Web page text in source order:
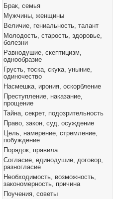
Брак, семья
Мужчины, женщины
Величие, гениальность, талант
Молодость, старость, здоровье,
болезни
Равнодушие, скептицизм,
однообразие
Грусть, тоска, скука, уныние,
одиночество
Насмешка, ирония, оскорбление
Преступление, наказание,
прощение
Тайна, секрет, подозрительность
Право, закон, суд, осуждение
Цель, намерение, стремление,
побуждение
Порядок, правила
Согласие, единодушие, договор,
разногласие
Необходимость, возможность,
закономерность, причина
Поучения, советы